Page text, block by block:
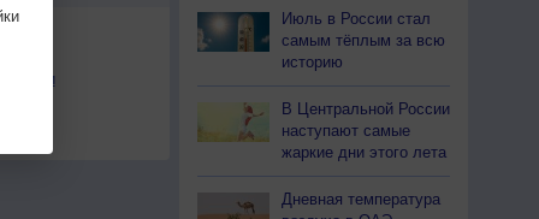
Июль в России стал
самым тёплым за всю
историю
В Центральной России
наступают самые
жаркие дни этого лета
Дневная температура